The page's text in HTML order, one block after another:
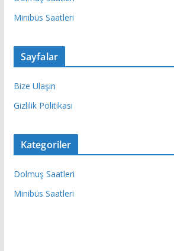
Minibüs Saatleri
Sayfalar
Bize Ulaşın
Gizlilik Politikası
Kategoriler
Dolmuş Saatleri
Minibüs Saatleri